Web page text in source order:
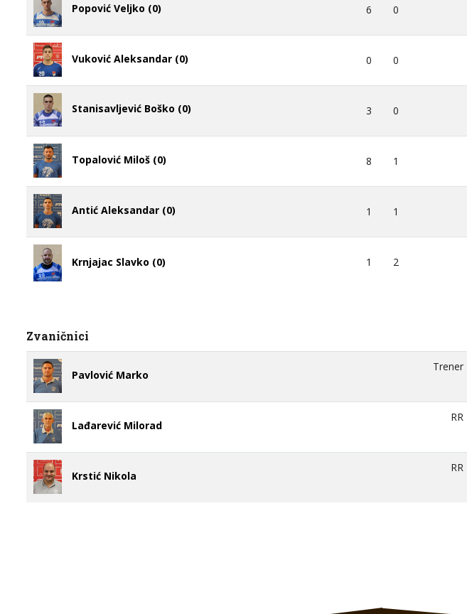
Popović Veljko (0) 6 0
Vuković Aleksandar (0) 0 0
Stanisavljević Boško (0) 3 0
Topalović Miloš (0) 8 1
Antić Aleksandar (0) 1 1
Krnjajac Slavko (0) 1 2
Zvaničnici
Pavlović Marko
Trener
Lađarević Milorad
RR
Krstić Nikola
RR